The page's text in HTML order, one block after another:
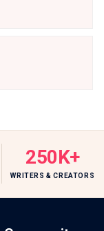
250K+
WRITERS & CREATORS